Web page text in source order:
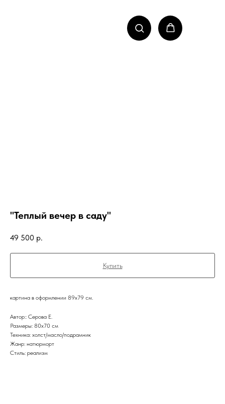
"Теплый вечер в саду"
49 500 р.
Купить
картина в оформлении 89х79 см.
Автор:: Серова Е.
Размеры: 80х70 см
Техника: холст/масло/подрамник
Жанр: натюрморт
Стиль: реализм